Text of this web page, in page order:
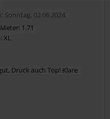
Sonntag, 02.06.2024
1.71
XL
Druck auch Top! Klare